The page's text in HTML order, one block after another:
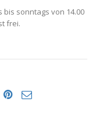
bis sonntags von 14.00
frei.